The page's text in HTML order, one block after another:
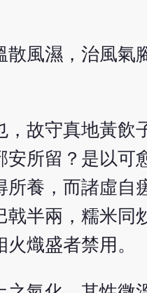
風濕，治風氣
，故守真地黃飲
所留？是以可
養，而諸虛自
半兩，糯米同
熾盛者禁用。